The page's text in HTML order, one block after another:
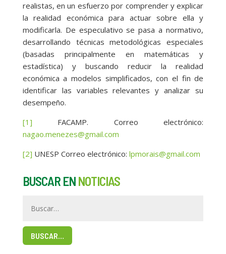
realistas, en un esfuerzo por comprender y explicar
la realidad económica para actuar sobre ella y
modificarla. De especulativo se pasa a normativo,
desarrollando técnicas metodológicas especiales
(basadas principalmente en matemáticas y
estadística) y buscando reducir la realidad
económica a modelos simplificados, con el fin de
identificar las variables relevantes y analizar su
desempeño.
[1] FACAMP. Correo electrónico:
nagao.menezes@gmail.com
[2] UNESP Correo electrónico: lpmorais@gmail.com
BUSCAR EN NOTICIAS
BUSCAR…